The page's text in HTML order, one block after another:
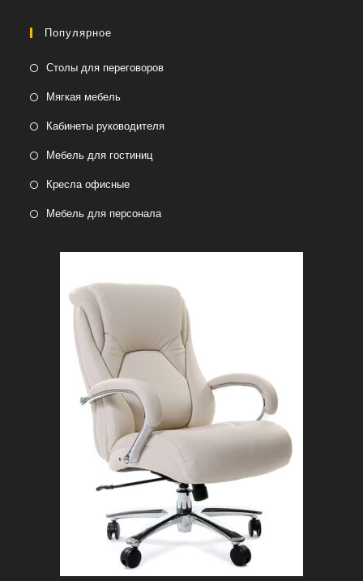
Популярное
Столы для переговоров
Мягкая мебель
Кабинеты руководителя
Мебель для гостиниц
Кресла офисные
Мебель для персонала